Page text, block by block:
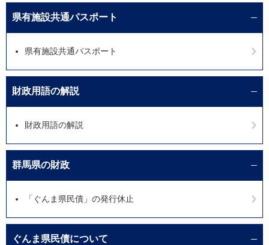
県有施設共通パスポート
県有施設共通パスポート
財政用語の解説
財政用語の解説
群馬県の財政
「ぐんま県民債」の発行休止
ぐんま県民債について